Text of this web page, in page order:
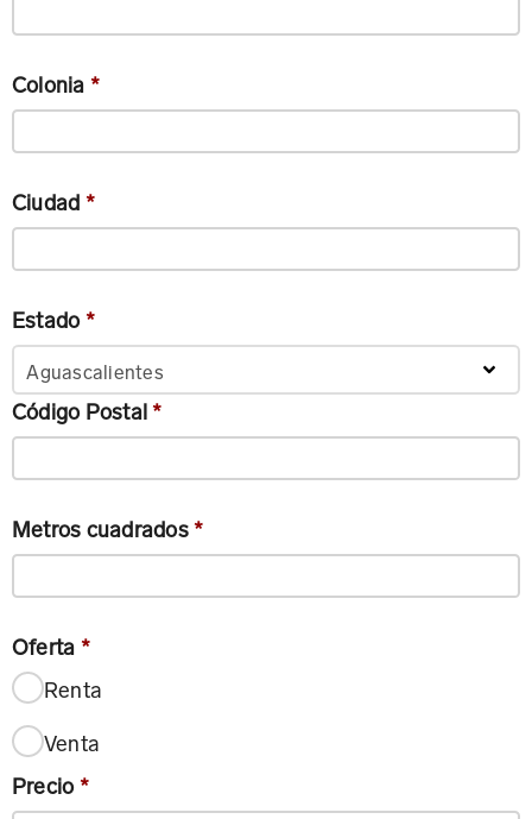
Colonia *
Ciudad *
Estado*
Aguascalientes
Código Postal *
Metros cuadrados*
Oferta *
Renta
Venta
Precio*